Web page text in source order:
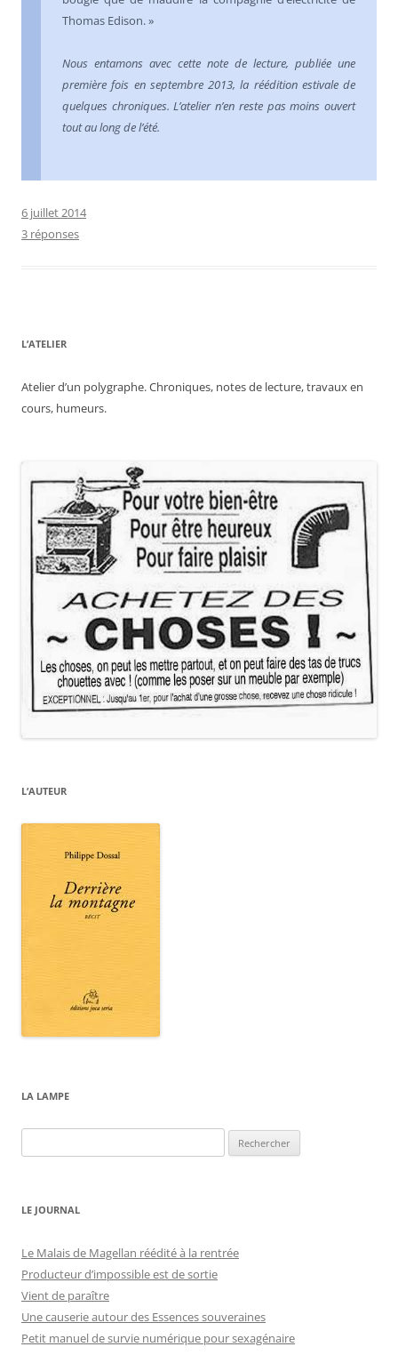
Thomas Edison. »
Nous entamons avec cette note de lecture, publiée une
première fois en septembre 2013, la réédition estivale de
quelques chroniques. L’atelier n’en reste pas moins ouvert
tout au long de l’été.
6 juillet 2014
3 réponses
L’ATELIER
Atelier d’un polygraphe. Chroniques, notes de lecture, travaux en
cours, humeurs.
L’AUTEUR
LA LAMPE
LE JOURNAL
Le Malais de Magellan réédité à la rentrée
Producteur d’impossible est de sortie
Vient de paraître
Une causerie autour des Essences souveraines
Petit manuel de survie numérique pour sexagénaire